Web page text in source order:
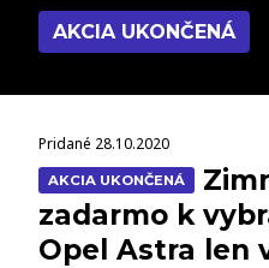
AKCIA UKONČENÁ
Pridané 28.10.2020
AKCIA UKONČENÁ
zadarmo k
Opel Astra len